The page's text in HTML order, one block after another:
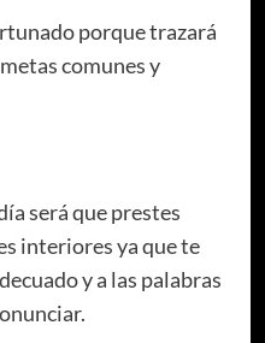
porque trazará
comunes y
será que prestes
interiores ya que te
y a las palabras